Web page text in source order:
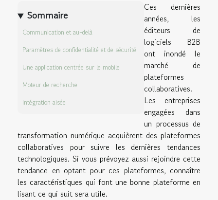
Sommaire
Communication et au-delà
Paramètres de confidentialité et de sécurité
Une application centrée sur le mobile
Moteur de recherche
Intégration aisée
Ces dernières
années, les
éditeurs de
logiciels B2B
ont inondé le
marché de
plateformes
collaboratives.
Les entreprises
engagées dans
un processus de
transformation numérique acquièrent des plateformes
collaboratives pour suivre les dernières tendances
technologiques. Si vous prévoyez aussi rejoindre cette
tendance en optant pour ces plateformes, connaître
les caractéristiques qui font une bonne plateforme en
lisant ce qui suit sera utile.